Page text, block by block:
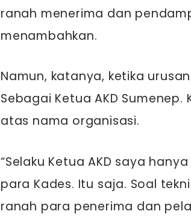
ranah menerima dan
menambahkan.
Namun, katanya, ketika
Sebagai Ketua AKD
atas nama organisasi.
“Selaku Ketua AKD saya
para Kades. Itu saja. Soal
ranah para penerima dan